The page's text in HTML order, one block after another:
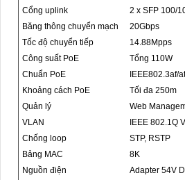
Cổng uplink
2 x SFP 100/
Băng thông chuyển mạch
20Gbps
Tốc độ chuyển tiếp
14.88Mpps
Công suất PoE
Tổng 110W
Chuẩn PoE
IEEE802.3af/
Khoảng cách PoE
Tối đa 250m
Quản lý
Web
VLAN
IEEE 802.1Q
Chống loop
STP, RSTP
Bảng MAC
8K
Nguồn điện
Adapter 54V